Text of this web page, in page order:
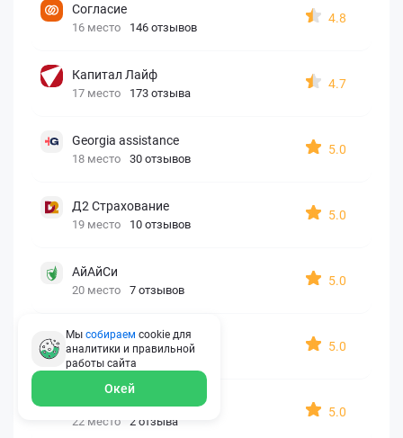
Согласие
16 место 146 отзывов
4.8
Капитал Лайф
17 место 173 отзыва
4.7
Georgia assistance
18 место 30 отзывов
5.0
Д2 Страхование
19 место 10 отзывов
5.0
АйАйСи
20 место 7 отзывов
5.0
OxySport
21 место 6 отзывов
5.0
22 место 2 отзыва
5.0
Мы собираем cookie для
аналитики и правильной
работы сайта
Окей